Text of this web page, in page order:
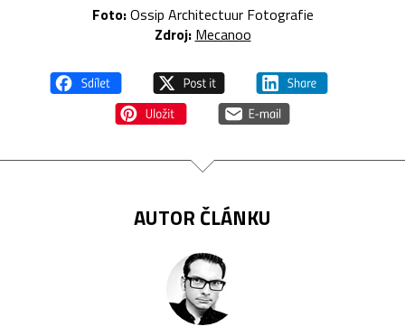
Foto:Ossip Architectuur Fotografie
Zdroj: Mecanoo
AUTOR ČLÁNKU